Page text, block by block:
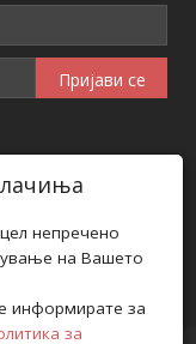
непречено
на Вашето
информирате за
за